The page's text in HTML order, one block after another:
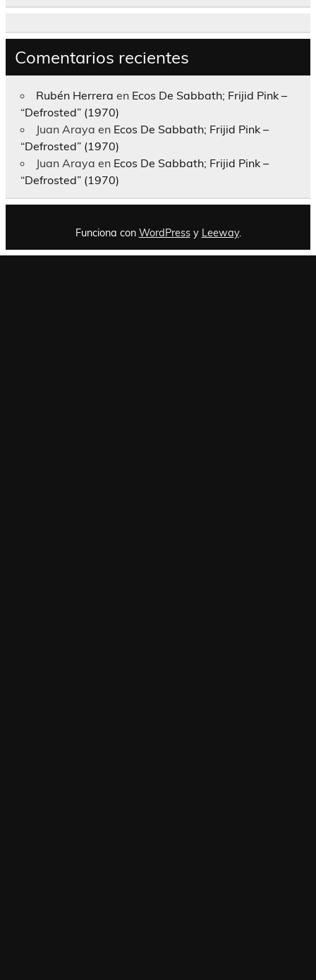
Comentarios recientes
Rubén Herrera en Ecos De Sabbath; Frijid Pink –
“Defrosted” (1970)
Juan Araya en Ecos De Sabbath; Frijid Pink –
“Defrosted” (1970)
Juan Araya en Ecos De Sabbath; Frijid Pink –
“Defrosted” (1970)
Funciona con WordPressy Leeway.